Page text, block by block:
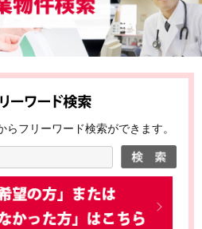
フリーワード検索ができます。